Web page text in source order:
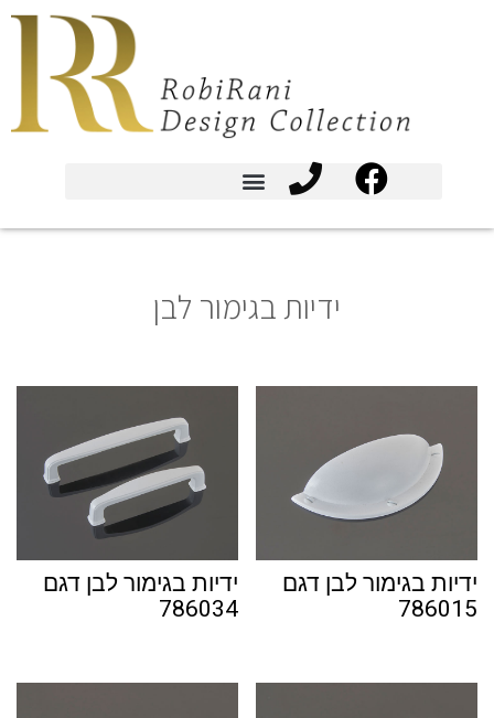
ידיות בגימור לבן
ידיות בגימור לבן דגם
786015
ידיות בגימור לבן דגם
786034